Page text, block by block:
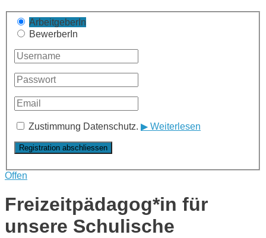
ArbeitgeberIn
BewerberIn
Zustimmung Datenschutz. ▶ Weiterlesen
Offen
Freizeitpädagog*in für
unsere Schulische